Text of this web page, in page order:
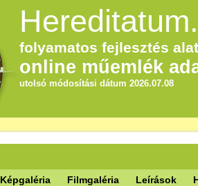
folyamatos fejlesztés
online műemlék
utolsó módosítási dátum 2026.07.08
Képgaléria Filmgaléria Leírások